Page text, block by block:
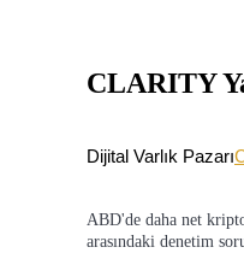
Kopya Tüccarı Olun
CLARITY
Dijital Varlık Pazarı
ABD'de daha net
arasındaki denetim